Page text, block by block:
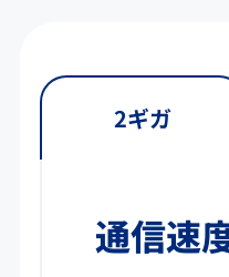
2ギガ
通信速